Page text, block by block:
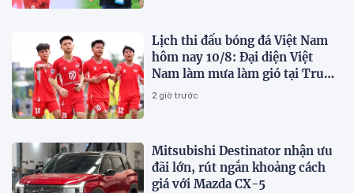
Lịch thi đấu bóng đá Việt Nam
hôm nay 10/8: Đại diện Việt
Nam làm mưa làm gió tại Trung
Quốc
2 giờ trước
Mitsubishi Destinator nhận ưu
đãi lớn, rút ngắn khoảng cách
giá với Mazda CX-5